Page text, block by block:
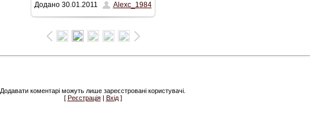
Додано30.01.2011 Alexc_1984
Додавати коментарі можуть лише зареєстровані користувачі.
[ Реєстрація| Вхід]